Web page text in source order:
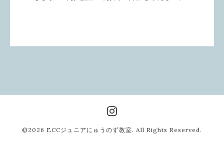
©2026 ECCジュニアにゅうのず教室. All Rights Reserved.